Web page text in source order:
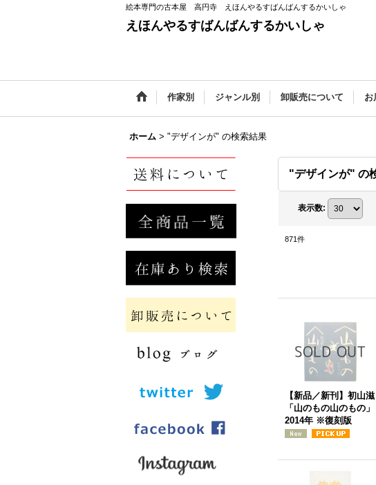
絵本専門の古本屋 高円寺 えほんやるすばんばんするかいしゃ
えほんやるすばんばんするかいしゃ
作家別 ジャンル別 卸販売について お
ホーム > "デザインが" の検索結果
"デザインが" の
表示数:
871件
【新品／新刊】初山滋
「山のもの山のもの」
2014年 ※復刻版